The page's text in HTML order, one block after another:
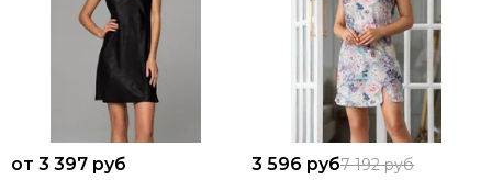
от 3 397 руб 3 596 руб7 192 руб